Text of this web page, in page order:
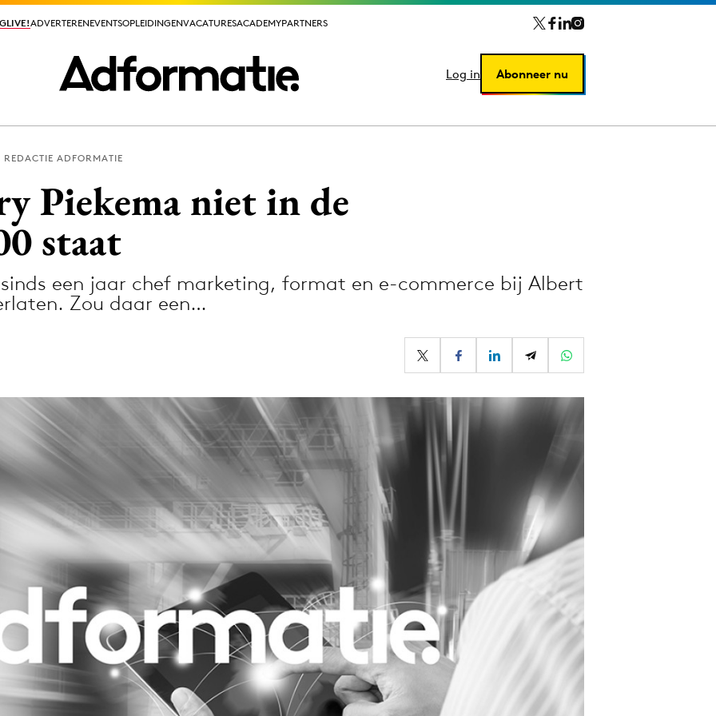
ADVERTERENEVENTSOPLEIDINGENVACATURESACADEMYPARTNERS
Log in Abonneer nu
ADVERTERENEVENTSOPLEIDINGENVACATURESACADEMYPARTNERS
Log in Abonneer nu
Media
Merkstrategie
Reputatie & crisis
REDACTIE ADFORMATIE
Piekema niet in de
staat
een jaar chef marketing, format en e-commerce bij Albert
Zou daar een…